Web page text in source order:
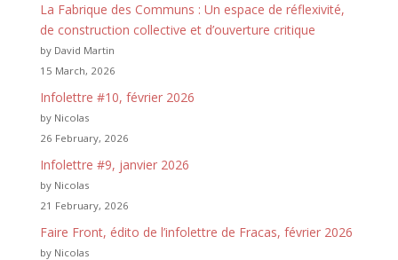
La Fabrique des Communs : Un espace de réflexivité,
de construction collective et d’ouverture critique
by David Martin
15 March, 2026
Infolettre #10, février 2026
by Nicolas
26 February, 2026
Infolettre #9, janvier 2026
by Nicolas
21 February, 2026
Faire Front, édito de l’infolettre de Fracas, février 2026
by Nicolas